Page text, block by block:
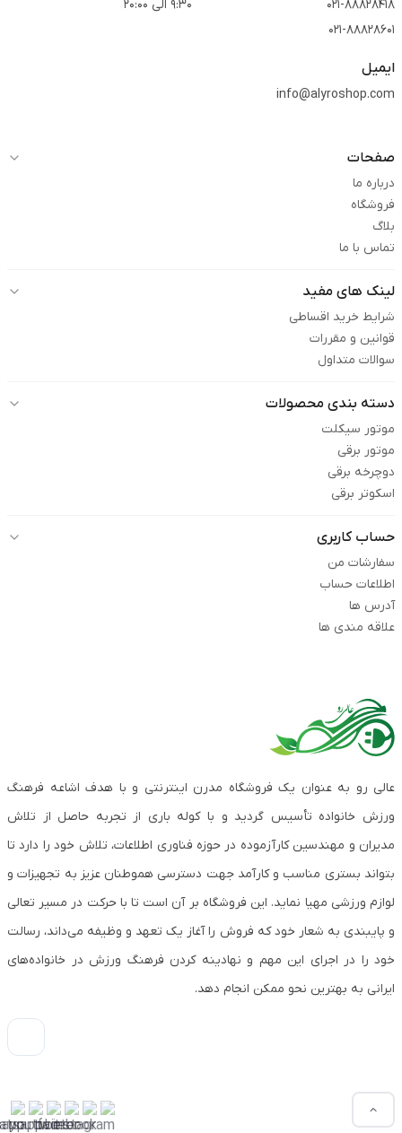
021-88828418
021-88828601
9:30 الی 20:00
ایمیل
info@alyroshop.com
صفحات
درباره ما
فروشگاه
بلاگ
تماس با ما
لینک های مفید
شرایط خرید اقساطی
قوانین و مقررات
سوالات متداول
دسته بندی محصولات
موتور سیکلت
موتور برقی
دوچرخه برقی
اسکوتر برقی
حساب کاربری
سفارشات من
اطلاعات حساب
آدرس ها
علاقه مندی ها
عالی رو به عنوان یک فروشگاه مدرن اینترنتی و با هدف اشاعه فرهنگ
ورزش خانواده تأسیس گردید و با کوله باری از تجربه حاصل از تلاش
مدیران و مهندسین کارآزموده در حوزه فناوری اطلاعات، تلاش خود را دارد تا
بتواند بستری مناسب و کارآمد جهت دسترسی هموطنان عزیز به تجهیزات و
لوازم ورزشی مهیا نماید. این فروشگاه بر آن است تا با حرکت در مسیر تعالی
و پایبندی به شعار خود که فروش را آغاز یک تعهد و وظیفه می‌داند، رسالت
خود را در اجرای این مهم و نهادینه کردن فرهنگ ورزش در خانواده‌های
ایرانی به بهترین نحو ممکن انجام دهد.